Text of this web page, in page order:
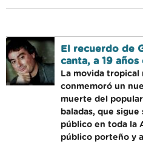
El recuerdo de
canta, a 19
La movida tropical
conmemoró un
muerte del
baladas, que
público en toda la
público porteño y